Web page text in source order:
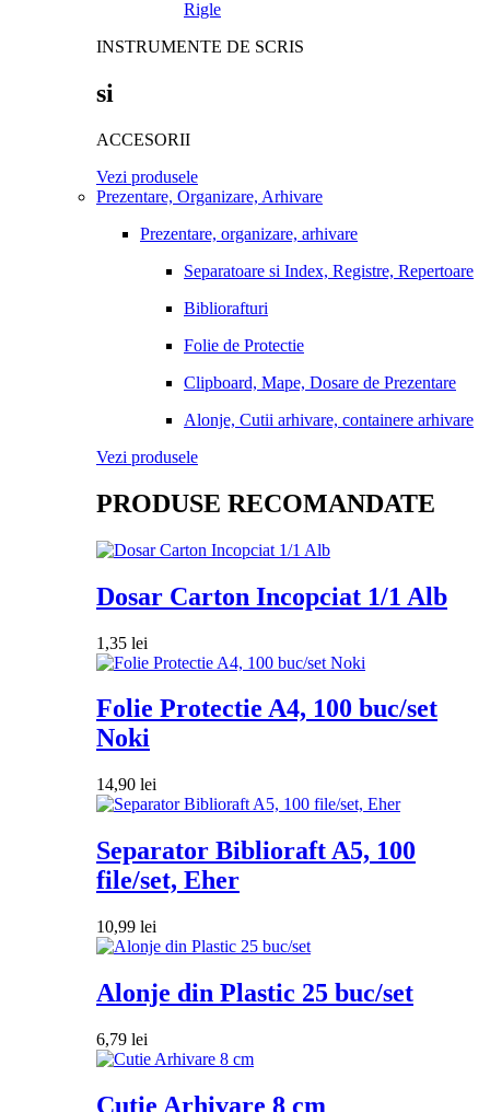
Rigle
INSTRUMENTE DE SCRIS
si
ACCESORII
Vezi produsele
Prezentare, Organizare, Arhivare
Prezentare, organizare, arhivare
Separatoare si Index, Registre, Repertoare
Bibliorafturi
Folie de Protectie
Clipboard, Mape, Dosare de Prezentare
Alonje, Cutii arhivare, containere arhivare
Vezi produsele
PRODUSE RECOMANDATE
Dosar Carton Incopciat 1/1 Alb
1,35 lei
Folie Protectie A4, 100 buc/set
Noki
14,90 lei
Separator Biblioraft A5, 100
file/set, Eher
10,99 lei
Alonje din Plastic 25 buc/set
6,79 lei
Cutie Arhivare 8 cm